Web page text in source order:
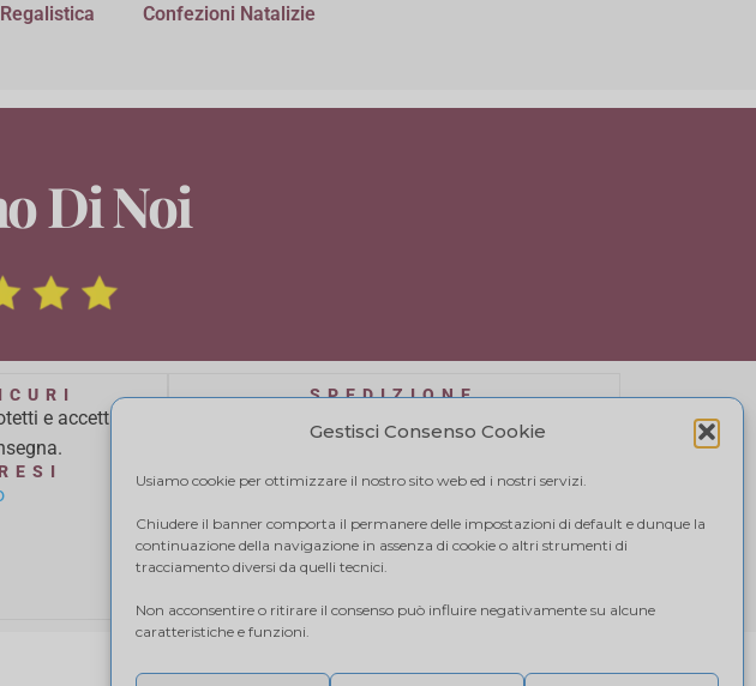
Gestisci Consenso Cookie
Usiamo cookie per ottimizzare il nostro sito web ed i nostri servizi.
Chiudere il banner comporta il permanere delle impostazioni di default e dunque la
continuazione della navigazione in assenza di cookie o altri strumenti di
tracciamento diversi da quelli tecnici.
Non acconsentire o ritirare il consenso può influire negativamente su alcune
caratteristiche e funzioni.
Regalistica Confezioni Natalizie
Di Noi
e accettiamo
SPEDIZIONE
carrello.